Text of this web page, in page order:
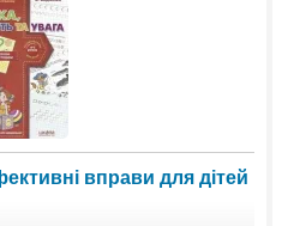
вправи для дітей